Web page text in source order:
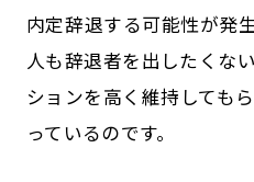
内定辞退する可能性が発
人も辞退者を出したくな
ションを高く維持しても
っているのです。